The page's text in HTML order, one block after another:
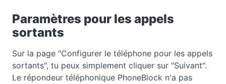
Paramètres pour les appels
sortants
Sur la page "Configurer le téléphone pour les appels
sortants", tu peux simplement cliquer sur "Suivant".
Le répondeur téléphonique PhoneBlock n'a pas